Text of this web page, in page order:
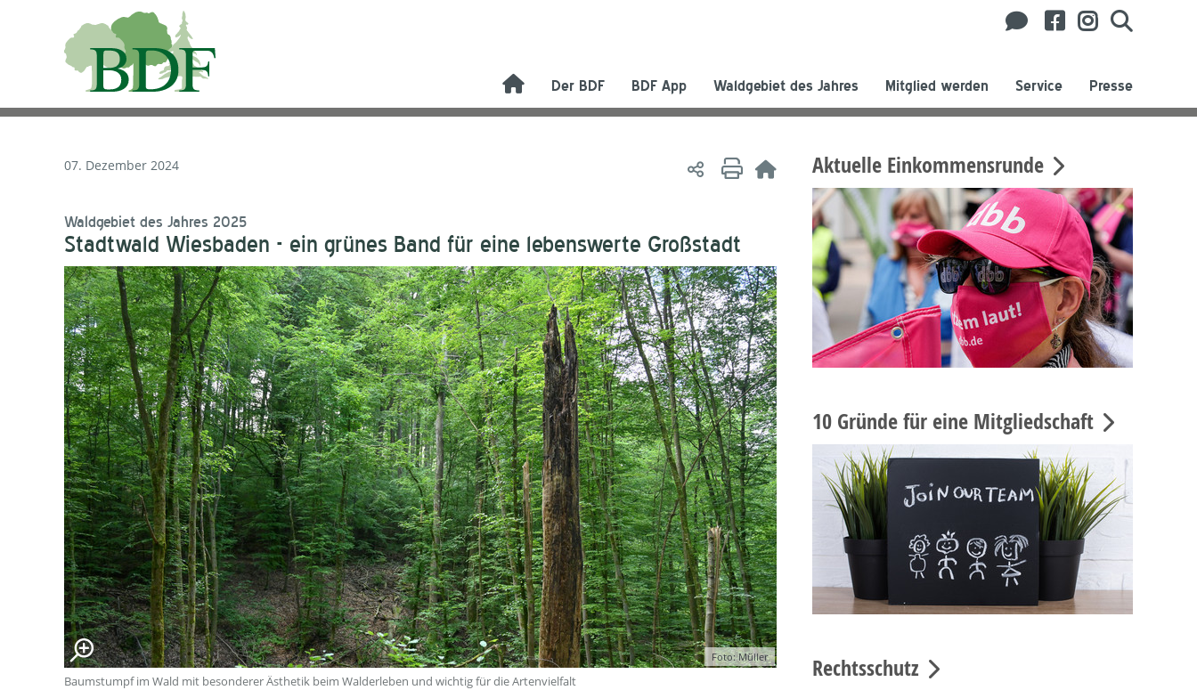
Der BDF BDF App Waldgebiet des Jahres Mitglied werden Service Presse
07. Dezember 2024
Waldgebiet des Jahres 2025
Stadtwald Wiesbaden - ein grünes Band für eine lebenswerte Großstadt
Foto: Müller
Baumstumpf im Wald mit besonderer Ästhetik beim Walderleben und wichtig für die Artenvielfalt
Aktuelle Einkommensrunde
10 Gründe für eine Mitgliedschaft
Rechtsschutz